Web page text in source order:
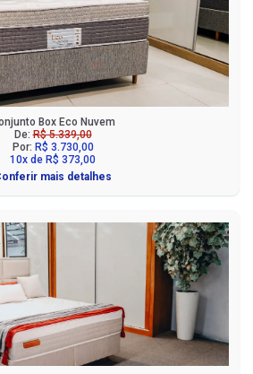
Box Eco Nuvem
De:R$ 5.339,00
Por: R$ 3.730,00
10x de R$ 373,00
mais detalhes